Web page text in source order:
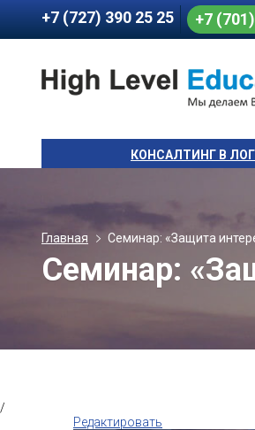
+7 (727) 390 25 25 +7
КОНСАЛТИНГ В
Главная Семинар: «Защита
Семинар:
/
Редактировать